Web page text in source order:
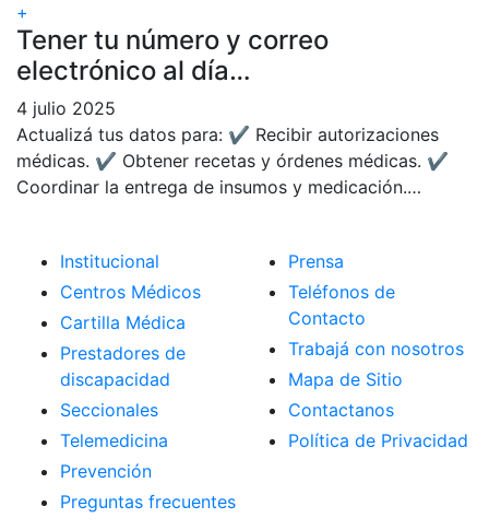
+
Tener tu número y correo
electrónico al día…
4 julio 2025
Actualizá tus datos para: ✔ Recibir autorizaciones
médicas. ✔ Obtener recetas y órdenes médicas. ✔
Coordinar la entrega de insumos y medicación.…
Institucional
Centros Médicos
Cartilla Médica
Prestadores de
discapacidad
Seccionales
Telemedicina
Prevención
Preguntas frecuentes
Prensa
Teléfonos de
Contacto
Trabajá con nosotros
Mapa de Sitio
Contactanos
Política de Privacidad